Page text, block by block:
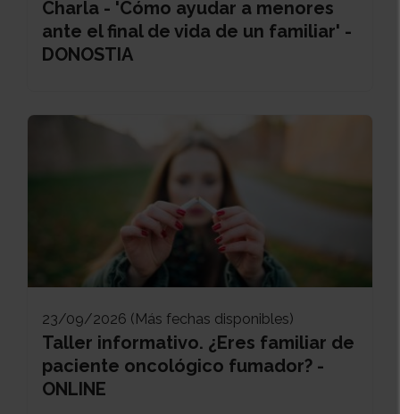
Charla - 'Cómo ayudar a menores
ante el final de vida de un familiar' -
DONOSTIA
23/09/2026 (Más fechas disponibles)
Taller informativo. ¿Eres familiar de
paciente oncológico fumador? -
ONLINE